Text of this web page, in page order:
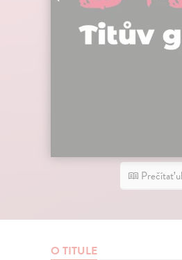
Prečítať
O TITULE